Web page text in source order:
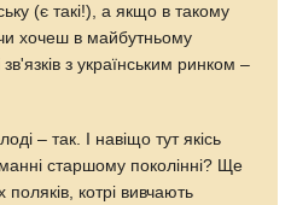
(є такі!), а якщо в такому
хочеш в майбутньому
з українським ринком –
– так. І навіщо тут якісь
старшому поколінні? Ще
котрі вивчають